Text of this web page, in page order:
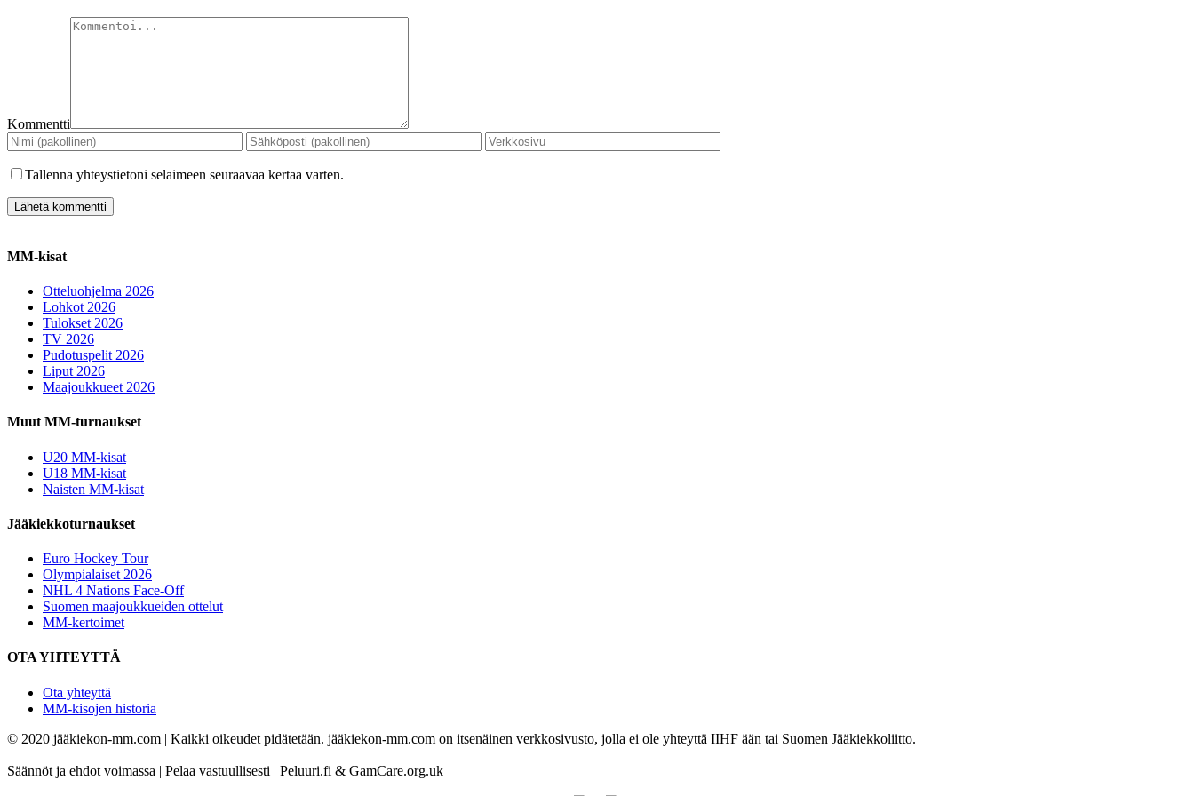
Kommentti
Tallenna yhteystietoni selaimeen seuraavaa kertaa varten.
MM-kisat
Otteluohjelma 2026
Lohkot 2026
Tulokset 2026
TV 2026
Pudotuspelit 2026
Liput 2026
Maajoukkueet 2026
Muut MM-turnaukset
U20 MM-kisat
U18 MM-kisat
Naisten MM-kisat
Jääkiekkoturnaukset
Euro Hockey Tour
Olympialaiset 2026
NHL 4 Nations Face-Off
Suomen maajoukkueiden ottelut
MM-kertoimet
OTA YHTEYTTÄ
Ota yhteyttä
MM-kisojen historia
© 2020 jääkiekon-mm.com | Kaikki oikeudet pidätetään. jääkiekon-mm.com on itsenäinen verkkosivusto, jolla ei ole yhteyttä IIHF ään tai Suomen Jääkiekkoliitto.
Säännöt ja ehdot voimassa | Pelaa vastuullisesti | Peluuri.fi & GamCare.org.uk